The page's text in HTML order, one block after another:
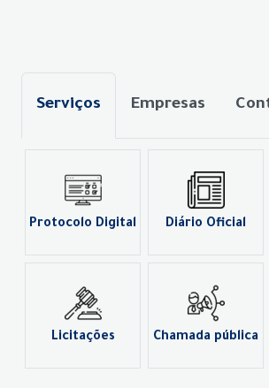
Serviços Empresas
Protocolo Digital Diário Oficial
Licitações Chamada pública